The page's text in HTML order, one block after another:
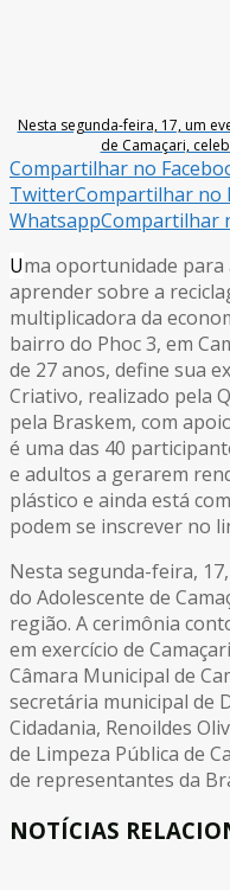
Nesta segunda-feira, 17, um
de Camaçari,
Compartilhar no
TwitterCompartilhar no
WhatsappCompartilhar
Uma oportunidade
aprender sobre a
multiplicadora da
bairro do Phoc 3, em
de 27 anos, define sua
Criativo, realizado pela
pela Braskem, com
é uma das 40
e adultos a gerarem
plástico e ainda está
podem se inscrever no
Nesta segunda-feira,
do Adolescente de
região. A cerimônia
em exercício de
Câmara Municipal de
secretária municipal de
Cidadania, Renoildes
de Limpeza Pública de
de representantes da
NOTÍCIAS